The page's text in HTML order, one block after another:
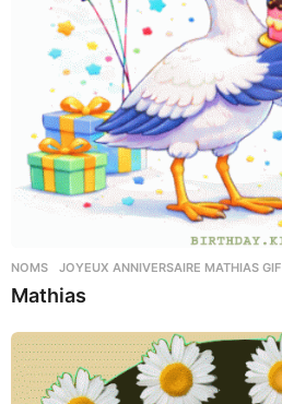
NOMS JOYEUX ANNIVERSAIRE MATHIAS GIF
Mathias